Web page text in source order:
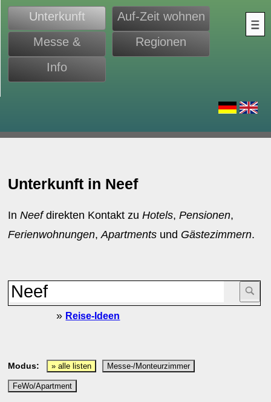
Unterkunft
Auf-Zeit wohnen
Messe &
Monteure
Regionen
Info
Unterkunft in Neef
InNeefdirekten Kontakt zuHotels,Pensionen,
Ferienwohnungen,Apartments und Gästezimmern.
» Reise-Ideen
Modus: » alle listen Messe-/Monteurzimmer
FeWo/Apartment